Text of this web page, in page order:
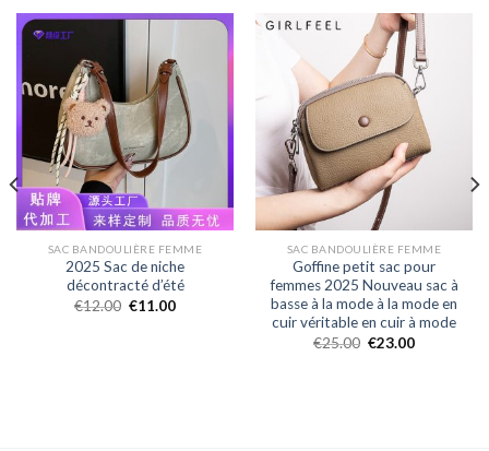
SAC BANDOULIÈRE FEMME
2025 Sac de niche
décontracté d’été
€12.00 €11.00
SAC BANDOULIÈRE FEMME
Goffine petit sac pour
femmes 2025 Nouveau sac à
basse à la mode à la mode en
cuir véritable en cuir à mode
€25.00 €23.00